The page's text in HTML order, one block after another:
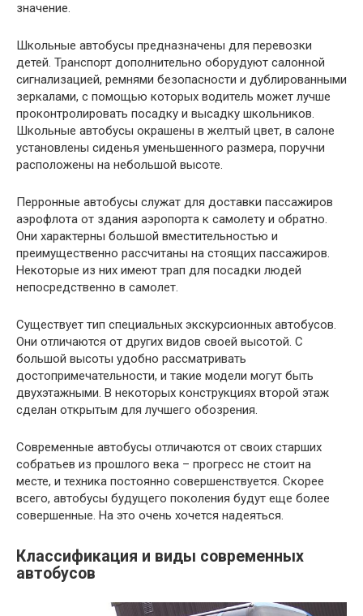
значение.
Школьные автобусы предназначены для перевозки
детей. Транспорт дополнительно оборудуют салонной
сигнализацией, ремнями безопасности и дублированными
зеркалами, с помощью которых водитель может лучше
проконтролировать посадку и высадку школьников.
Школьные автобусы окрашены в желтый цвет, в салоне
установлены сиденья уменьшенного размера, поручни
расположены на небольшой высоте.
Перронные автобусы служат для доставки пассажиров
аэрофлота от здания аэропорта к самолету и обратно.
Они характерны большой вместительностью и
преимущественно рассчитаны на стоящих пассажиров.
Некоторые из них имеют трап для посадки людей
непосредственно в самолет.
Существует тип специальных экскурсионных автобусов.
Они отличаются от других видов своей высотой. С
большой высоты удобно рассматривать
достопримечательности, и такие модели могут быть
двухэтажными. В некоторых конструкциях второй этаж
сделан открытым для лучшего обозрения.
Современные автобусы отличаются от своих старших
собратьев из прошлого века – прогресс не стоит на
месте, и техника постоянно совершенствуется. Скорее
всего, автобусы будущего поколения будут еще более
совершенные. На это очень хочется надеяться.
Классификация и виды современных
автобусов